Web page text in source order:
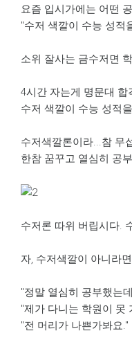
요즘 입시가에는 어떤
"수저 색깔이 수능 성적
소위 잘사는 금수저면
4시간 자는게 명문대 합
수저 색깔이 수능 성적
수저색깔론이라...참 무
한참 꿈꾸고 열심히 공
수저론 따위 버립시다.
자, 수저색깔이 아니라
"정말 열심히 공부했는
"제가 다니는 학원이 못
"전 머리가 나쁜가봐요."